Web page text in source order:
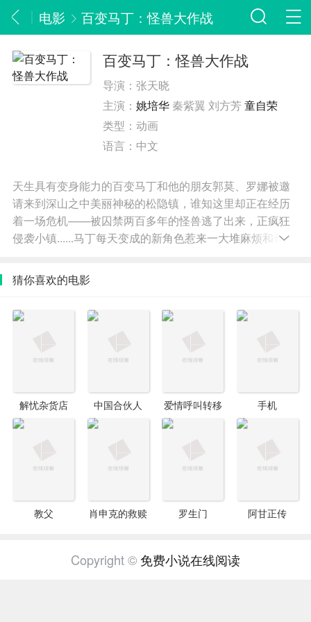
电影 百变马丁：怪兽大作战
百变马丁：怪兽大作战
导演：张天晓
主演：姚培华 秦紫翼 刘方芳童自荣
类型：动画
语言： 中文
天生具有变身能力的百变马丁和他的朋友郭莫、罗娜被邀
请来到深山之中美丽神秘的松隐镇，谁知这里却正在经历
着一场危机——被囚禁两百多年的怪兽逃了出来，正疯狂
侵袭小镇......马丁每天变成的新角色惹来一大堆麻烦和奇
浮出水面...... 故事惊险、悬疑、奇幻、温暖，在历险
过程中，曾为自己变身而苦恼的马丁领悟到：享受不完
美，开心做自己。
猜你喜欢的电影
解忧杂货店 中国合伙人 爱情呼叫转移 手机
教父 肖申克的救赎 罗生门 阿甘正传
Copyright © 免费小说在线阅读